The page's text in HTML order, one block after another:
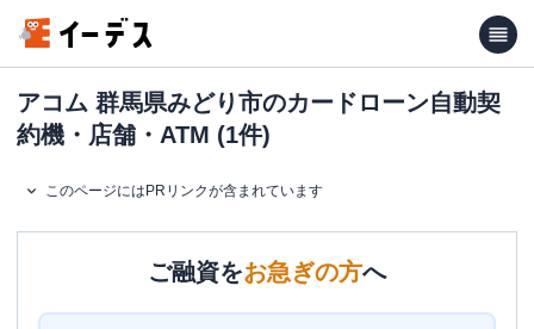
アコム 群馬県みどり市のカードローン自動契
約機・店舗・ATM (1件)
このページにはPRリンクが含まれています
ご融資をお急ぎの方へ